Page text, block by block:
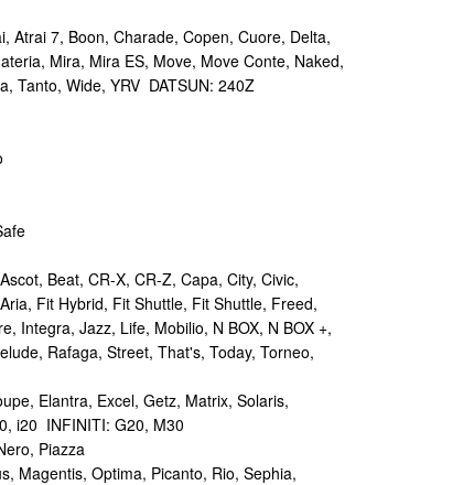
Atrai 7, Boon, Charade, Copen, Cuore, Delta,
Mira, Mira ES, Move, Move Conte, Naked,
Tanto, Wide, YRV DATSUN: 240Z
Beat, CR-X, CR-Z, Capa, City, Civic,
Fit Hybrid, Fit Shuttle, Fit Shuttle, Freed,
Integra, Jazz, Life, Mobilio, N BOX, N BOX +,
Rafaga, Street, That's, Today, Torneo,
Elantra, Excel, Getz, Matrix, Solaris,
i20 INFINITI: G20, M30
Piazza
Magentis, Optima, Picanto, Rio, Sephia,